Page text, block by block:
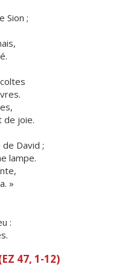
Sion ;
de joie.
de David ;
lampe.
»
:
47, 1-12)